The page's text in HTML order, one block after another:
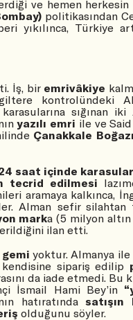
ve hemen
politikasından
yıkılınca, Türkiye
İş, bir emrivâkiye
kontrolündeki
sığınan iki
yazılı emri ile ve
Çanakkale
saat içinde
tecrid edilmesi
aramaya kalkınca,
Alman sefir silahtan
marka (5 milyon
ilan etti.
gemi yoktur. Almanya
kendisine sipariş edilip
da iade etmedi. Bu
İsmail Hami Bey’in
hatıratındasatışın
olduğunu söyler.